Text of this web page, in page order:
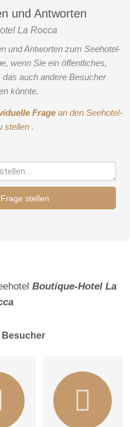
und Antworten
La Rocca
und Antworten zum Seehotel-
wenn Sie ein öffentliches,
auch andere Besucher
könnte.
Frage an den Seehotel-
stellen .
stellen
Boutique-Hotel La
Besucher